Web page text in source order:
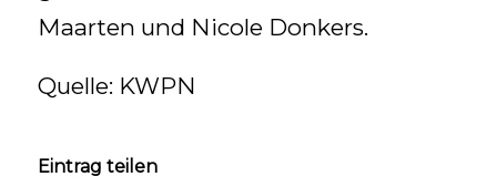
Maarten und Nicole Donkers.
Quelle: KWPN
Eintrag teilen